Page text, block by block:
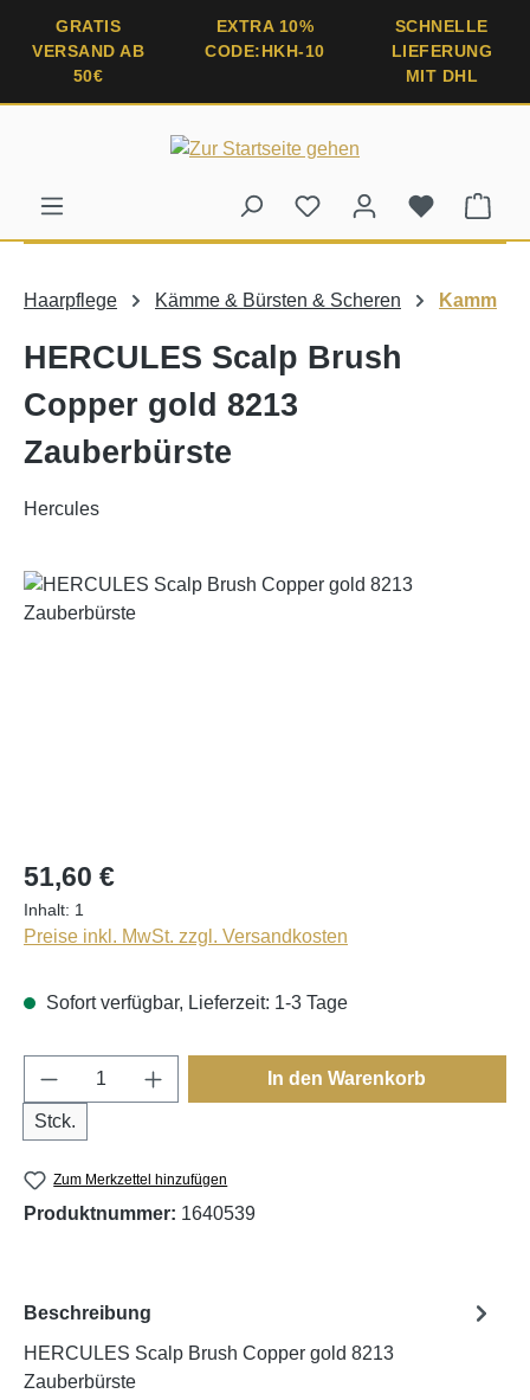
springen
GRATIS
VERSAND AB
50€
EXTRA 10%
CODE:HKH-10
SCHNELLE
LIEFERUNG
MIT DHL
Haarpflege Kämme & Bürsten & Scheren Kamm
HERCULES Scalp Brush
Copper gold 8213
Zauberbürste
Hercules
Bildergalerie überspringen
51,60 €
Inhalt: 1
Preise inkl. MwSt. zzgl. Versandkosten
Sofort verfügbar, Lieferzeit: 1-3 Tage
Produkt Anzahl: Gib den gewünschten
Stck.
In den Warenkorb
Zum Merkzettel hinzufügen
Produktnummer: 1640539
Beschreibung
HERCULES Scalp Brush Copper gold 8213
Zauberbürste